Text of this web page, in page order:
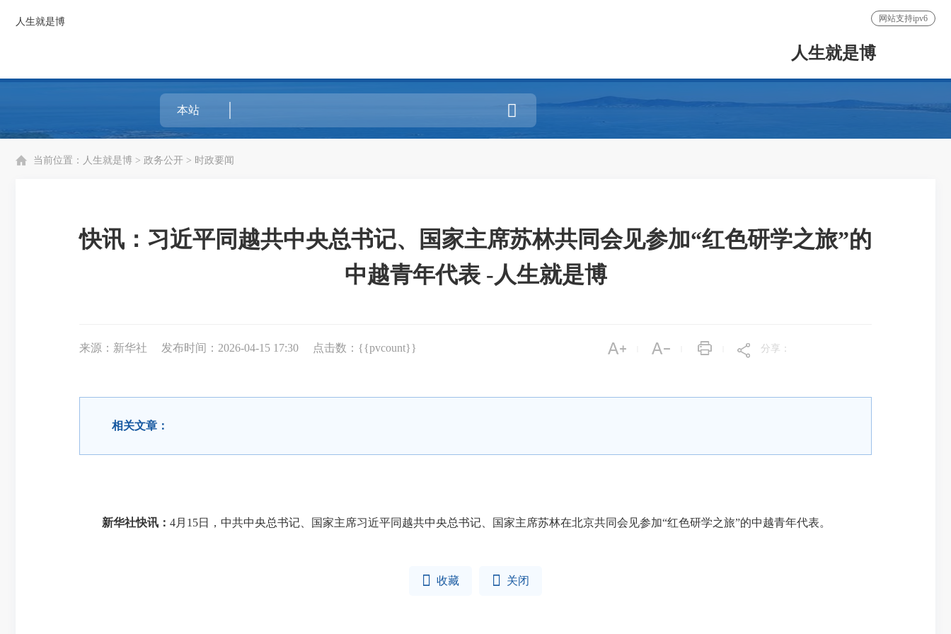
人生就是博 网站支持ipv6
人生就是博

当前位置： 人生就是博 > 政务公开 > 时政要闻
快讯：习近平同越共中央总书记、国家主席苏林共同会见参加“红色研学之旅”的
中越青年代表 -人生就是博
来源：新华社 发布时间：2026-04-15 17:30 点击数：{{pvcount}} 分享：
相关文章：
新华社快讯： 4月15日，中共中央总书记、国家主席习近平同越共中央总书记、国家主席苏林在北京共同会见参加“红色研学之旅”的中越青年代表。
 收藏  关闭